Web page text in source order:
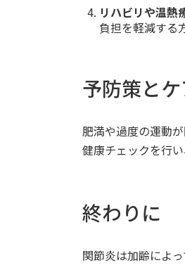
リハビリや温熱
負担を軽減する
予防策と
肥満や過度の運動
健康チェックを行
終わりに
関節炎は加齢によ